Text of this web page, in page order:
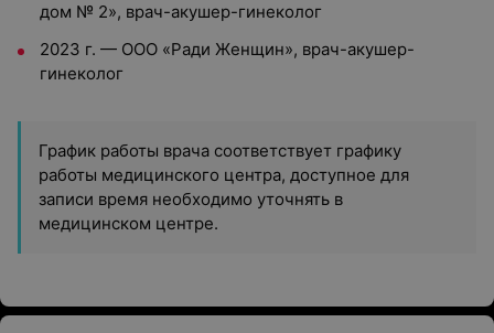
дом № 2», врач-акушер-гинеколог
2023 г. — ООО «Ради Женщин», врач-акушер-
гинеколог
График работы врача соответствует графику
работы медицинского центра, доступное для
записи время необходимо уточнять в
медицинском центре.